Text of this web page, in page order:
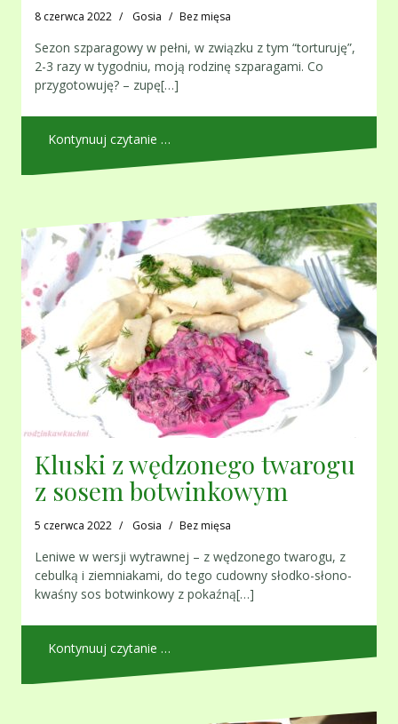
8 czerwca 2022 Gosia Bez mięsa
Sezon szparagowy w pełni, w związku z tym “torturuję”,
2-3 razy w tygodniu, moją rodzinę szparagami. Co
przygotowuję? – zupę[…]
Kontynuuj czytanie …
Kluski z wędzonego twarogu
z sosem botwinkowym
5 czerwca 2022 Gosia Bez mięsa
Leniwe w wersji wytrawnej – z wędzonego twarogu, z
cebulką i ziemniakami, do tego cudowny słodko-słono-
kwaśny sos botwinkowy z pokaźną[…]
Kontynuuj czytanie …